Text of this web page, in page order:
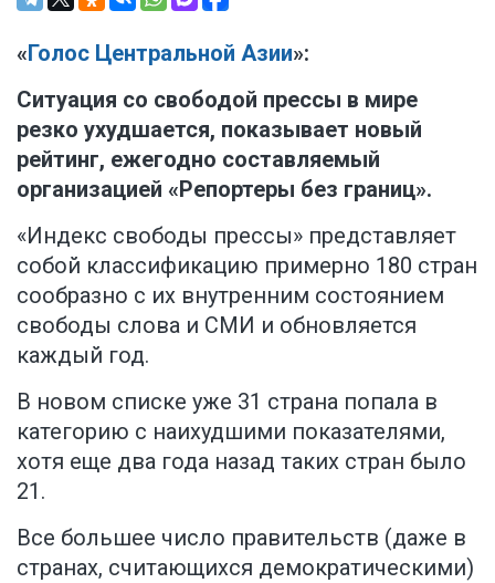
«Голос Центральной Азии»:
Ситуация со свободой прессы в мире
резко ухудшается, показывает новый
рейтинг, ежегодно составляемый
организацией «Репортеры без границ».
«Индекс свободы прессы» представляет
собой классификацию примерно 180 стран
сообразно с их внутренним состоянием
свободы слова и СМИ и обновляется
каждый год.
В новом списке уже 31 страна попала в
категорию с наихудшими показателями,
хотя еще два года назад таких стран было
21.
Все большее число правительств (даже в
странах, считающихся демократическими)